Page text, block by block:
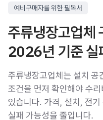
예비구매자를 위한 필독서
주류냉장고업체
2026년 기준 실
주류냉장고업체는 설치
조건을 먼저 확인해야 수
있습니다. 가격, 설치, 전
실패 가능성을 줄입니다.